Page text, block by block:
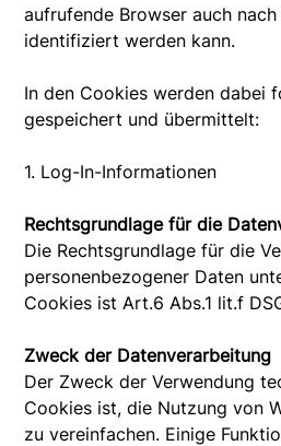
aufrufende Browser auch
identifiziert werden kann.
In den Cookies werden dabei
gespeichert und übermittelt:
1. Log-In-Informationen
Rechtsgrundlage für die
Die Rechtsgrundlage für die
personenbezogener Daten
Cookies ist Art.6 Abs.1 lit.f
Zweck der Datenverarbeitung
Der Zweck der Verwendung
Cookies ist, die Nutzung von
zu vereinfachen. Einige